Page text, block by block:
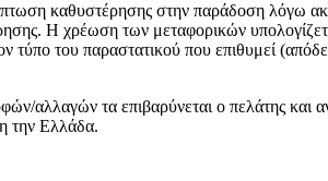
καθυστέρησης στην παράδοση λόγω
Η χρέωση των μεταφορικών
τύπο του παραστατικού που επιθυμεί
αλλαγών τα επιβαρύνεται ο πελάτης και
την Ελλάδα.